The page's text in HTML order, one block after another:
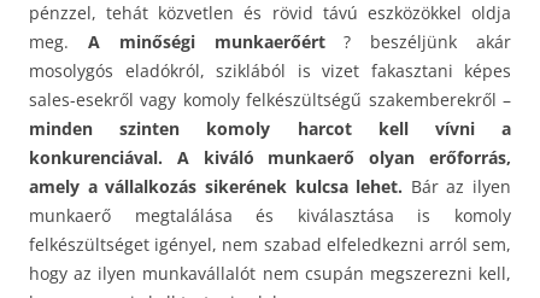
pénzzel, tehát közvetlen és rövid távú eszközökkel oldja
meg. A minőségi munkaerőért? beszéljünk akár
mosolygós eladókról, sziklából is vizet fakasztani képes
sales-esekről vagy komoly felkészültségű szakemberekről –
minden szinten komoly harcot kell vívni a
konkurenciával.
A kiváló munkaerő olyan erőforrás,
amely a vállalkozás sikerének kulcsa lehet. Bár az ilyen
munkaerő megtalálása és kiválasztása is komoly
felkészültséget igényel, nem szabad elfeledkezni arról sem,
hogy az ilyen munkavállalót nem csupán megszerezni kell,